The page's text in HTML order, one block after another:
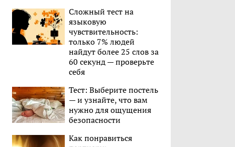
Сложный тест на
языковую
чувствительность:
только 7% людей
найдут более 25 слов за
60 секунд — проверьте
себя
Тест: Выберите постель
— и узнайте, что вам
нужно для ощущения
безопасности
Как понравиться